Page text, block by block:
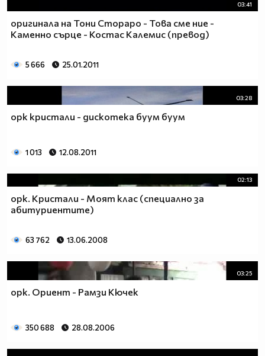
03:41
оригинала на Тони Стораро - Това сме ние -
Каменно сърце - Костас Калемис (превод)
5 666 25.01.2011
03:28
орк кристали - дискотека буум буум
1 013 12.08.2011
02:13
орк. Кристали - Моят клас (специално за
абитуриентите)
63 762 13.06.2008
03:25
орк. Ориент - Рамзи Кючек
350 688 28.08.2006